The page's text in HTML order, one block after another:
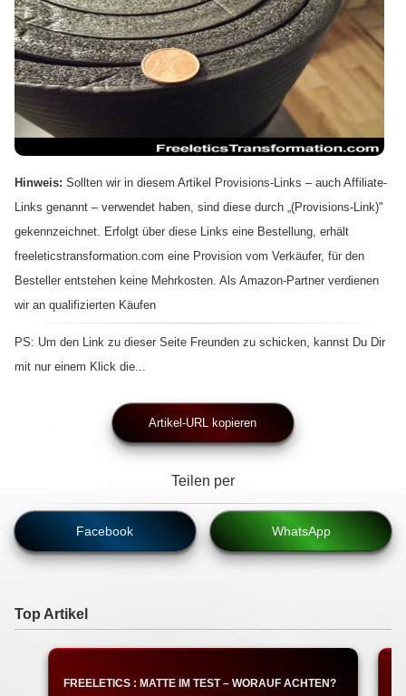
Hinweis: Sollten wir in diesem Artikel Provisions-Links – auch Affiliate-
Links genannt – verwendet haben, sind diese durch „(Provisions-Link)"
gekennzeichnet. Erfolgt über diese Links eine Bestellung, erhält
freeleticstransformation.com eine Provision vom Verkäufer, für den
Besteller entstehen keine Mehrkosten. Als Amazon-Partner verdienen
wir an qualifizierten Käufen
PS: Um den Link zu dieser Seite Freunden zu schicken, kannst Du Dir
mit nur einem Klick die...
Artikel-URL kopieren
Teilen per
Facebook WhatsApp
Top Artikel
FREELETICS : MATTE IM TEST – WORAUF ACHTEN?